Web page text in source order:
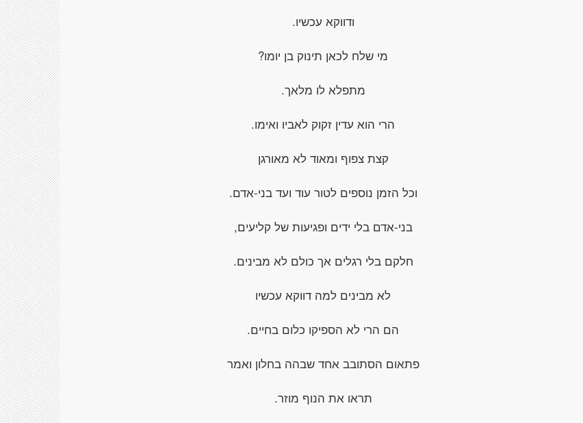
ודווקא עכשיו.
מי שלח לכאן תינוק בן יומו?
מתפלא לו מלאך.
הרי הוא עדין זקוק לאביו ואימו.
קצת צפוף ומאוד לא מאורגן
וכל הזמן נוספים לטור עוד ועד בני-אדם.
בני-אדם בלי ידים ופגיעות של קליעים,
חלקם בלי רגלים אך כולם לא מבינים.
לא מבינים למה דווקא עכשיו
הם הרי לא הספיקו כלום בחיים.
פתאום הסתובב אחד שבהה בחלון ואמר
תראו את הנוף מוזר.